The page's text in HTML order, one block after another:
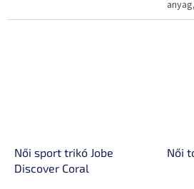
fit
Női sport trikó Jobe
Discover Coral
Női